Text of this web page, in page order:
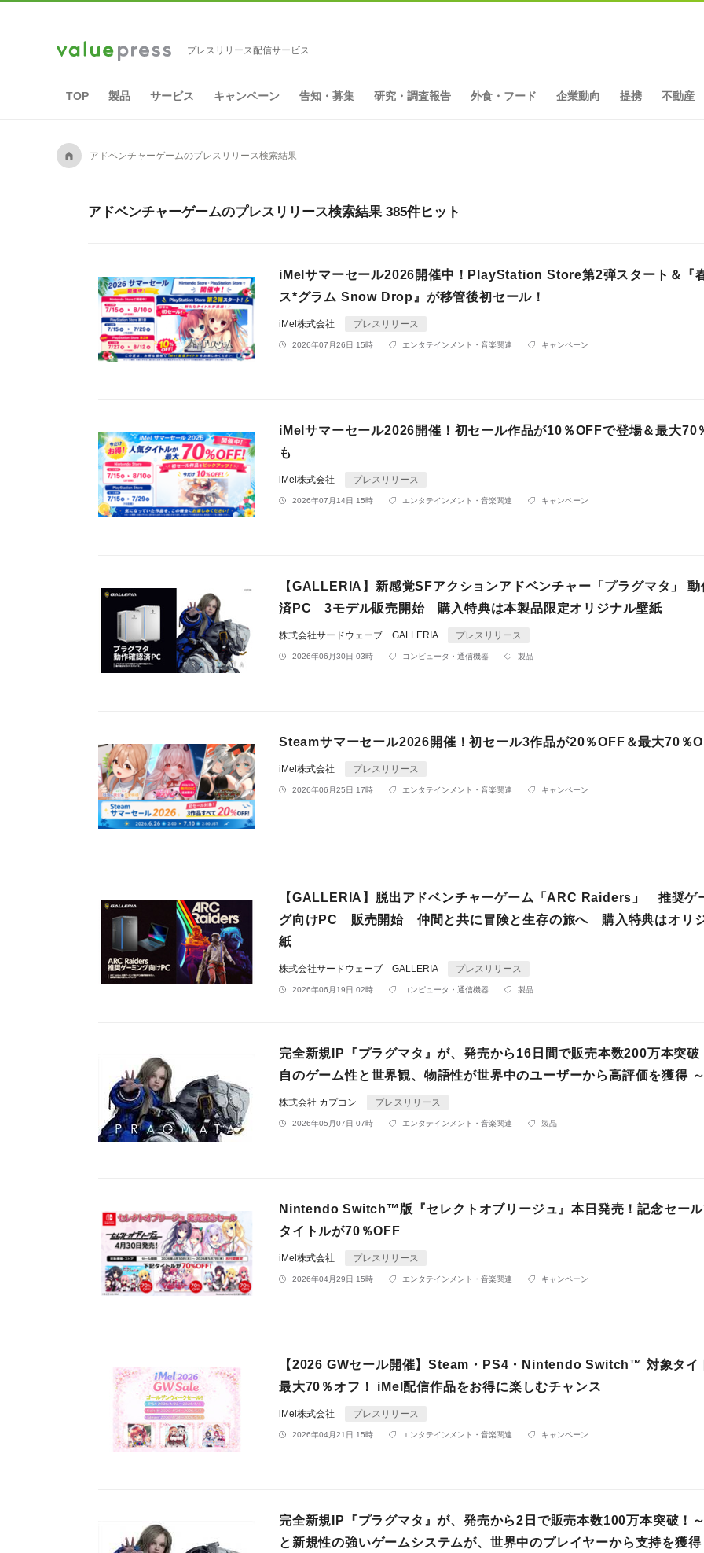
プレスリリース配信サービス
TOP 製品 サービス キャンペーン 告知・募集 研究・調査報告 外食・フード 企業動向 提携 不動産
A アドベンチャーゲームのプレスリリース検索結果
アドベンチャーゲームのプレスリリース検索結果 385件ヒット
iMelサマーセール2026開催中！PlayStation Store第2弾スタート＆『
ス*グラム Snow Drop』が移管後初セール！
iMel株式会社 プレスリリース
2026年07月26日 15時 エンタテインメント・音楽関連 キャンペーン
iMelサマーセール2026開催！初セール作品が10％OFFで登場＆最大70
も
iMel株式会社 プレスリリース
2026年07月14日 15時 エンタテインメント・音楽関連 キャンペーン
【GALLERIA】新感覚SFアクションアドベンチャー「プラグマタ」 動
済PC 3モデル販売開始 購入特典は本製品限定オリジナル壁紙
株式会社サードウェーブ GALLERIA プレスリリース
2026年06月30日 03時 コンピュータ・通信機器 製品
Steamサマーセール2026開催！初セール3作品が20％OFF＆最大70％
iMel株式会社 プレスリリース
2026年06月25日 17時 エンタテインメント・音楽関連 キャンペーン
【GALLERIA】脱出アドベンチャーゲーム「ARC Raiders」 推奨ゲ
グ向けPC 販売開始 仲間と共に冒険と生存の旅へ 購入特典はオリ
紙
株式会社サードウェーブ GALLERIA プレスリリース
2026年06月19日 02時 コンピュータ・通信機器 製品
完全新規IP『プラグマタ』が、発売から16日間で販売本数200万本突破
自のゲーム性と世界観、物語性が世界中のユーザーから高評価を獲得 ～
株式会社 カプコン プレスリリース
2026年05月07日 07時 エンタテインメント・音楽関連 製品
Nintendo Switch™版『セレクトオブリージュ』本日発売！記念セー
タイトルが70％OFF
iMel株式会社 プレスリリース
2026年04月29日 15時 エンタテインメント・音楽関連 キャンペーン
【2026 GWセール開催】Steam・PS4・Nintendo Switch™ 対象タイ
最大70％オフ！ iMel配信作品をお得に楽しむチャンス
iMel株式会社 プレスリリース
2026年04月21日 15時 エンタテインメント・音楽関連 キャンペーン
完全新規IP『プラグマタ』が、発売から2日で販売本数100万本突破！
と新規性の強いゲームシステムが、世界中のプレイヤーから支持を獲得